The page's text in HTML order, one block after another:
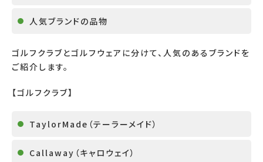
人気ブランドの品物
ゴルフクラブとゴルフウェアに分けて、人気のあるブランドを
ご紹介します。
【ゴルフクラブ】
TaylorMade （テーラーメイド）
Callaway （キャロウェイ）